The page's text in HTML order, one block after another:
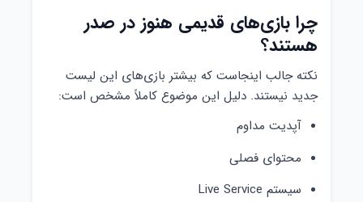
چرا بازی‌های قدیمی هنوز در صدر
هستند؟
نکته جالب اینجاست که بیشتر بازی‌های این لیست
جدید نیستند. دلیل این موضوع کاملاً مشخص است:
آپدیت مداوم
محتوای فصلی
سیستم Live Service